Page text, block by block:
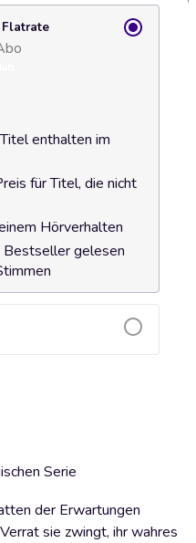
enthalten im
für Titel, die nicht
Hörverhalten
Bestseller gelesen
Serie
der Erwartungen
sie zwingt, ihr wahres